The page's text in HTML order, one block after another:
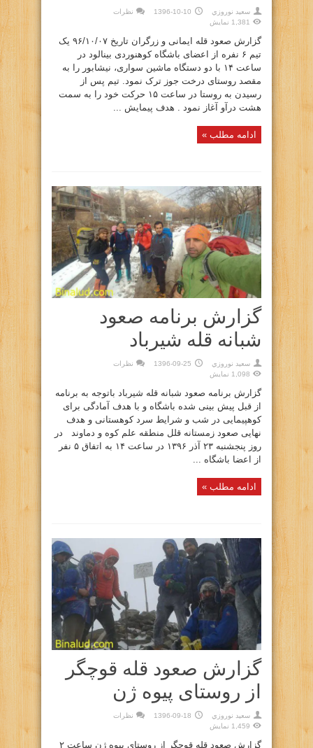
سعيد نوروزي 1396-10-10
نظرات
1,381 نمایش
گزارش صعود قله ایمانی و زرگران تاریخ ۹۶/۱۰/۰۷ یک
تیم ۶ نفره از اعضای باشگاه کوهنوردی بینالود در
ساعت ۱۴ با دو دستگاه ماشین سواری، نیشابور را به
مقصد روستای درخت جوز ترک نمود. تیم پس از
رسیدن به روستا در ساعت ۱۵ حرکت خود را به سمت
هشت درآو آغاز نمود . هدف پیمایش ...
ادامه مطلب »
گزارش برنامه صعود
شبانه قله شیرباد
سعيد نوروزي 1396-09-25
نظرات
1,098 نمایش
گزارش برنامه صعود شبانه قله شیرباد باتوجه به برنامه
از قبل پیش بینى شده باشگاه و با هدف آمادگى براى
کوهپیمایی در شب و شرایط سرد کوهستانى و هدف
نهایی صعود زمستانه قلل منطقه علم کوه و دماوند در
روز پنجشنبه ۲۳ آذر ۱۳۹۶ در ساعت ۱۴ به اتفاق ۵ نفر
از اعضا باشگاه ...
ادامه مطلب »
گزارش صعود قله قوچگر
از روستای پیوه ژن
سعيد نوروزي 1396-09-18
نظرات
1,459 نمایش
گزارش صعود قله قوچگر از روستای پیوه ژن ساعت ۲